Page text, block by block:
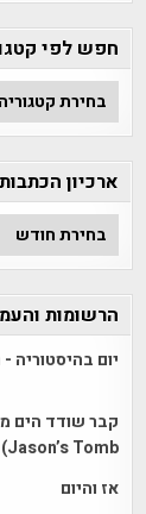
חפש לפי
חפש
לפי
ארכיון הכתבות
ארכיון
הכתבות
הרשומות
יום בהיסטוריה
Jason’s Tomb)
אז והיום